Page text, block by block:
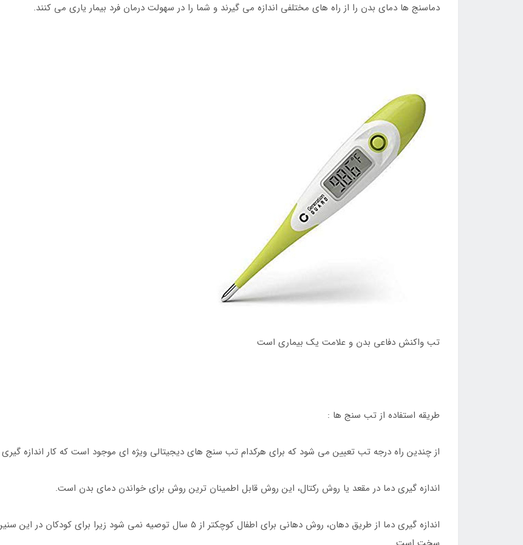
دماسنج ها دمای بدن را از راه های مختلفی اندازه می گیرند و شما را در سهولت درمان فرد بیمار یاری می کنند.
تب واکنش دفاعی بدن و علامت یک بیماری است
طریقه استفاده از تب سنج ها :
از چندین راه درجه تب تعیین می شود که برای هرکدام تب سنج های دیجیتالی ویژه ای موجود است که کار اندازه
اندازه گیری دما در مقعد یا روش رکتال، این روش قابل اطمینان ترین روش برای خواندن دمای بدن است.
اندازه گیری دما از طریق دهان، روش دهانی برای اطفال کوچکتر از ۵ سال توصیه